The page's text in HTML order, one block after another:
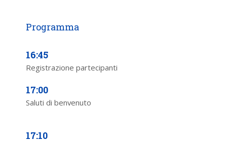
16:45
Registrazione partecipanti
17:00
Saluti di benvenuto
17:10